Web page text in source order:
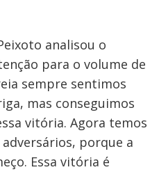
analisou o
para o volume de
sempre sentimos
mas conseguimos
vitória. Agora temos
porque a
Essa vitória é